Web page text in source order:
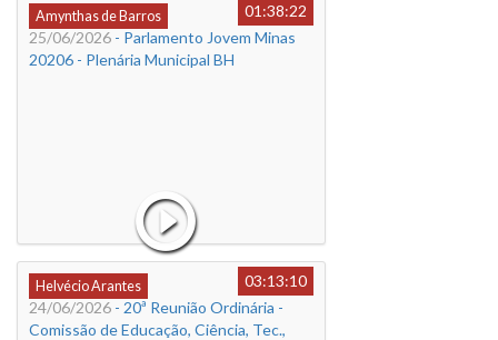
Amynthas de Barros
01:38:22
25/06/2026 - Parlamento Jovem Minas
20206 - Plenária Municipal BH
Helvécio Arantes
03:13:10
24/06/2026 - 20ª Reunião Ordinária -
Comissão de Educação, Ciência, Tec.,